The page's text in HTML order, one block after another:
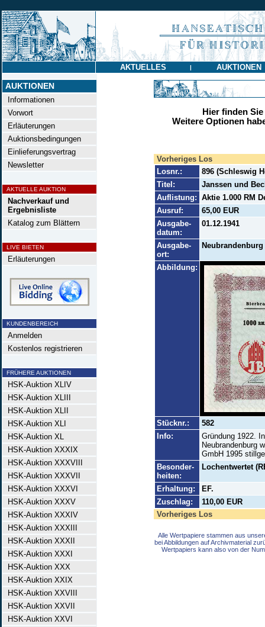
AKTUELLES | AUKTIONEN
AUKTIONEN
Informationen
Vorwort
Erläuterungen
Auktionsbedingungen
Einlieferungsvertrag
Newsletter
AKTUELLE AUKTION
Nachverkauf und
Ergebnisliste
Katalog zum Blättern
LIVE BIETEN
Erläuterungen
KUNDENBEREICH
Anmelden
Kostenlos registrieren
FRÜHERE AUKTIONEN
HSK-Auktion XLIV
HSK-Auktion XLIII
HSK-Auktion XLII
HSK-Auktion XLI
HSK-Auktion XL
HSK-Auktion XXXIX
HSK-Auktion XXXVIII
HSK-Auktion XXXVII
HSK-Auktion XXXVI
HSK-Auktion XXXV
HSK-Auktion XXXIV
HSK-Auktion XXXIII
HSK-Auktion XXXII
HSK-Auktion XXXI
HSK-Auktion XXX
HSK-Auktion XXIX
HSK-Auktion XXVIII
HSK-Auktion XXVII
HSK-Auktion XXVI
Hier finden
Weitere Optionen
Vorheriges Los
Losnr.:
896 (Schleswig
Titel:
Janssen und
Auflistung: Aktie 1.000 RM
Ausruf:
65,00 EUR
Ausgabe-
datum:
01.12.1941
Ausgabe-
ort:
Neubrandenburg
Abbildung:
Stücknr.:
582
Info:
Gründung 1922.
Neubrandenburg
GmbH 1995
Besonder-
heiten:
Lochentwertet
Erhaltung:
EF.
Zuschlag:
110,00 EUR
Vorheriges Los
Alle Wertpapiere stammen aus
bei Abbildungen auf Archivmaterial
Wertpapiers kann also von der